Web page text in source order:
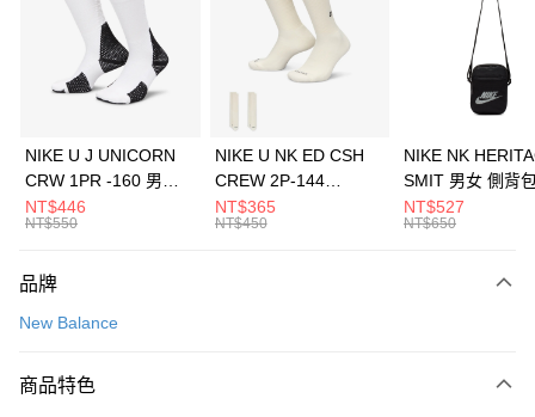
3 期 0 利率 每期 21家銀行
合作金庫商業銀行
第一商業銀行
華南商業銀行
彰化商業銀行
上海商業儲蓄銀行
元大商業銀行
台灣樂天信用卡公司
Apple Pay
全盈+PAY
AFTEE先享後付
【關於「AFTEE先享後付」】
便利好安心！
３．安心：先確認商品／服務後，再付款。
運送方式
每筆NT$100，滿NT$1,500(含以上)免運費
NIKE U J UNICORN
CRW 1PR -160 男女
中統襪 FZ3393100
NT$446
NT$550
NIKE U NK ED CSH
CREW 2P-144
EMBRDY 男女 短統襪
FZ3073133
NT$365
NT$450
NIKE NK
SMIT 男女 側背
BA5871010
NT$527
NT$650
品牌
New Balance
商品特色